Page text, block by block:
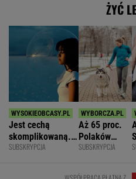
ŻYĆ
Jest cechą
skomplikowaną.
Sprawia, że silniej
SUBSKRYPCJA
Aż 65 proc.
Polaków
odczuwa
Nie ćwiczy w
SUBSKRYPCJA